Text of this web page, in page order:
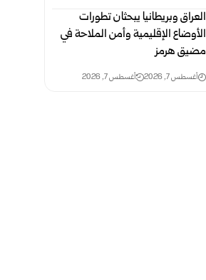
العراق وبريطانيا يبحثان تطورات
الأوضاع الإقليمية وأمن الملاحة في
مضيق هرمز
أغسطس 7, 2026 أغسطس 7, 2026